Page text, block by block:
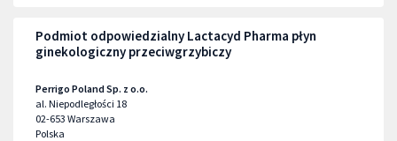
Podmiot odpowiedzialny Lactacyd Pharma płyn
ginekologiczny przeciwgrzybiczy
Perrigo Poland Sp. z o.o.
al. Niepodległości 18
02-653 Warszawa
Polska